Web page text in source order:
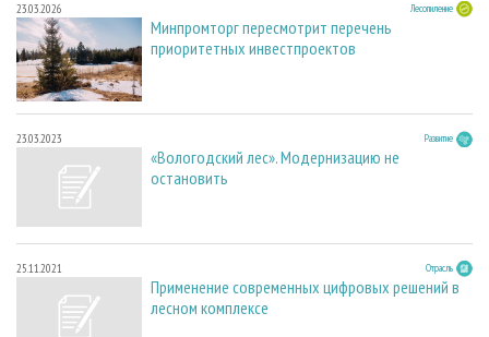
23.03.2026 Лесопиление
Минпромторг пересмотрит перечень
приоритетных инвестпроектов
23.03.2023 Развитие
«Вологодский лес». Модернизацию не
остановить
25.11.2021 Отрасль
Применение современных цифровых решений в
лесном комплексе